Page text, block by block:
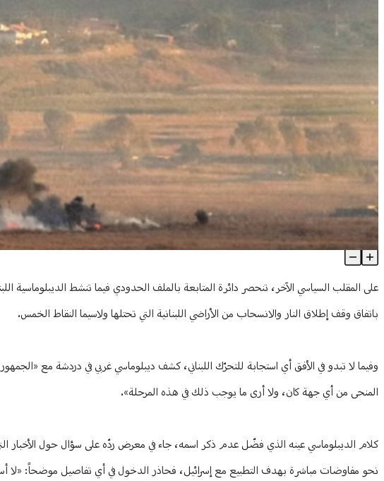
مرحلة انتقالية وجسّ نبض... "لا يوجد دخان من غير نار"
Article Content
باتفاق وقف إطلاق النار والانسحاب من الأراضي اللبنانية التي تحتلها ولاسيما النقاط الخمس.
وفيما لا تبدو في الأفق أي استجابة للتحرّك اللبناني، كشف ديبلوماسي غربي في دردشة مع
المنحى من أي جهة كان، ولا أرى ما يوجب ذلك في هذه المرحلة».
كلام الديبلوماسي عينه الذي فضّل عدم ذكر اسمه، جاء في معرض ردّه على سؤال حول الأخبار
نحو مفاوضات مباشرة بهدف التطبيع مع إسرائيل، فحاذر الدخول في أي تفاصيل موضحاً: